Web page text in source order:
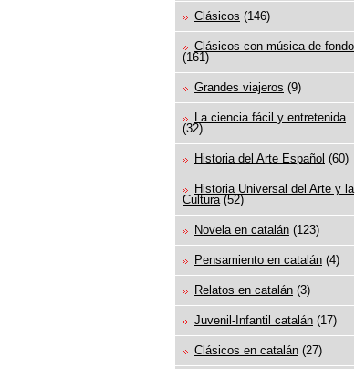
Clásicos (146)
Clásicos con música de fondo
(161)
Grandes viajeros (9)
La ciencia fácil y entretenida
(32)
Historia del Arte Español (60)
Historia Universal del Arte y la
Cultura(52)
Novela en catalán (123)
Pensamiento en catalán (4)
Relatos en catalán (3)
Juvenil-Infantil catalán (17)
Clásicos en catalán (27)